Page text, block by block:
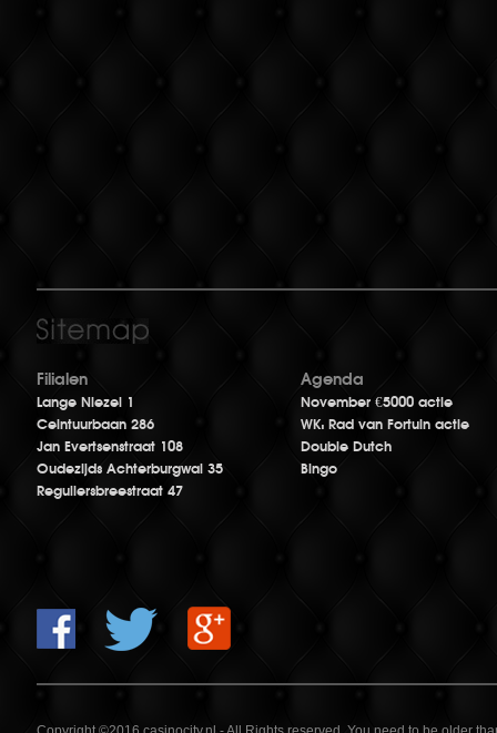
Filialen
Lange Niezel 1
Ceintuurbaan 286
Jan Evertsenstraat 108
Oudezijds Achterburgwal 35
Reguliersbreestraat 47
Agenda
November €5000 actie
WK: Rad van Fortuin actie
Double Dutch
Bingo